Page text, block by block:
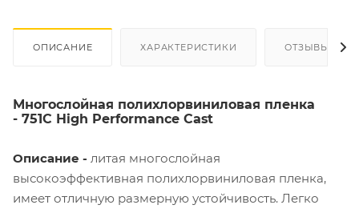
ОПИСАНИЕ ХАРАКТЕРИСТИКИ ОТЗЫВЫ
Многослойная полихлорвиниловая пленка
- 751C High Performance Cast
Описание - литая многослойная
высокоэффективная полихлорвиниловая пленка,
имеет отличную размерную устойчивость. Легко